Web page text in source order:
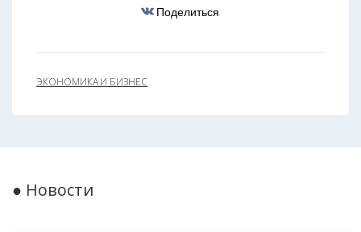
Поделиться
ЭКОНОМИКА И БИЗНЕС
● Новости